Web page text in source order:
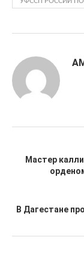
Мастер
В Дагестане